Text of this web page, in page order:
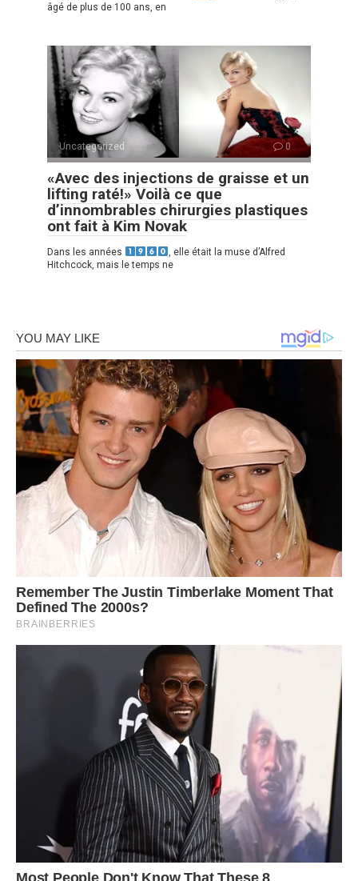
âgé de plus de 100 ans, en
Uncategorized 0
«Avec des injections de graisse et un
lifting raté!» Voilà ce que
d’innombrables chirurgies plastiques
ont fait à Kim Novak
Dans les années
, elle était la muse d’Alfred
Hitchcock, mais le temps ne